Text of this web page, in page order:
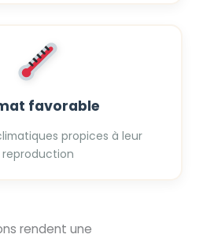
favorable
propices à leur
reproduction
rendent une